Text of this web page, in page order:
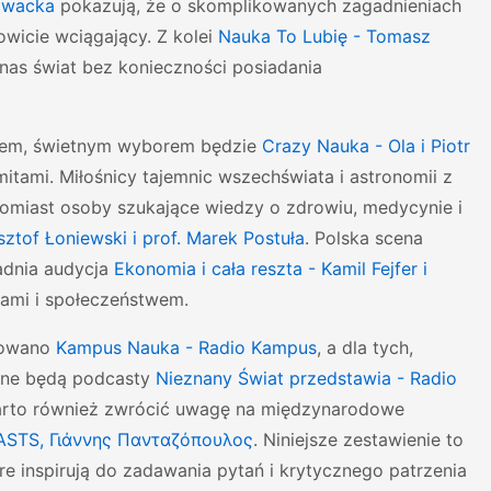
pokazują, że o skomplikowanych zagadnieniach
wciągający. Z kolei Nauka To Lubię - Tomasz
świat bez konieczności posiadania
świetnym wyborem będzie Crazy Nauka - Ola i Piotr
Miłośnicy tajemnic wszechświata i astronomii z
osoby szukające wiedzy o zdrowiu, medycynie i
Łoniewski i prof. Marek Postuła. Polska scena
audycja Ekonomia i cała reszta - Kamil Fejfer i
i społeczeństwem.
Kampus Nauka - Radio Kampus, a dla tych,
będą podcasty Nieznany Świat przedstawia - Radio
również zwrócić uwagę na międzynarodowe
Γιάννης Πανταζόπουλος. Niniejsze zestawienie to
inspirują do zadawania pytań i krytycznego patrzenia